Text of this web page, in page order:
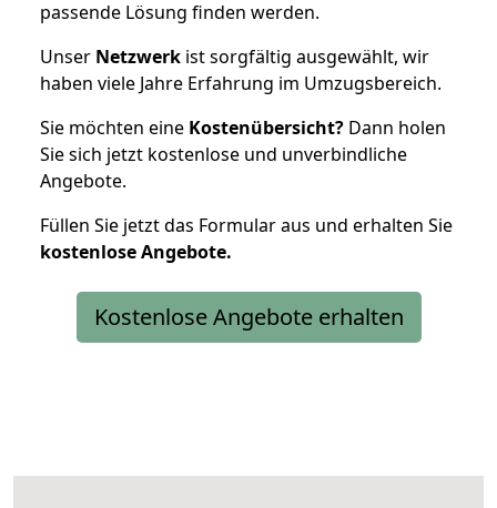
passende Lösung finden werden.
Unser Netzwerk ist sorgfältig ausgewählt, wir
haben viele Jahre Erfahrung im Umzugsbereich.
Sie möchten eine Kostenübersicht? Dann holen
Sie sich jetzt kostenlose und unverbindliche
Angebote.
Füllen Sie jetzt das Formular aus und erhalten Sie
kostenloseAngebote.
Kostenlose Angebote erhalten